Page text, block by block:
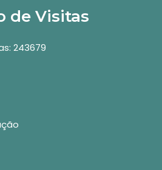
de Visitas
243679